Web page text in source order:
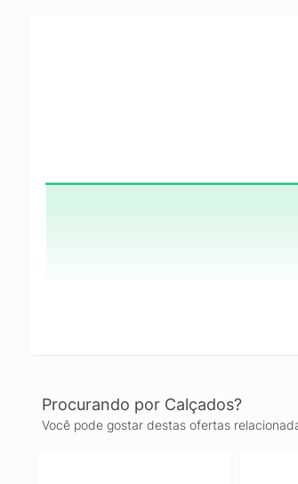
Procurando por Calçados?
Você pode gostar destas ofertas